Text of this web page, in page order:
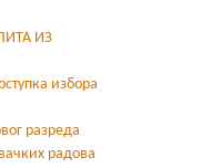
ИЗ
избора
разреда
радова